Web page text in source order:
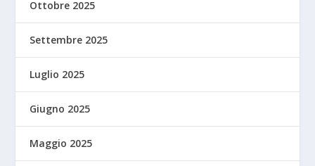
Ottobre 2025
Settembre 2025
Luglio 2025
Giugno 2025
Maggio 2025